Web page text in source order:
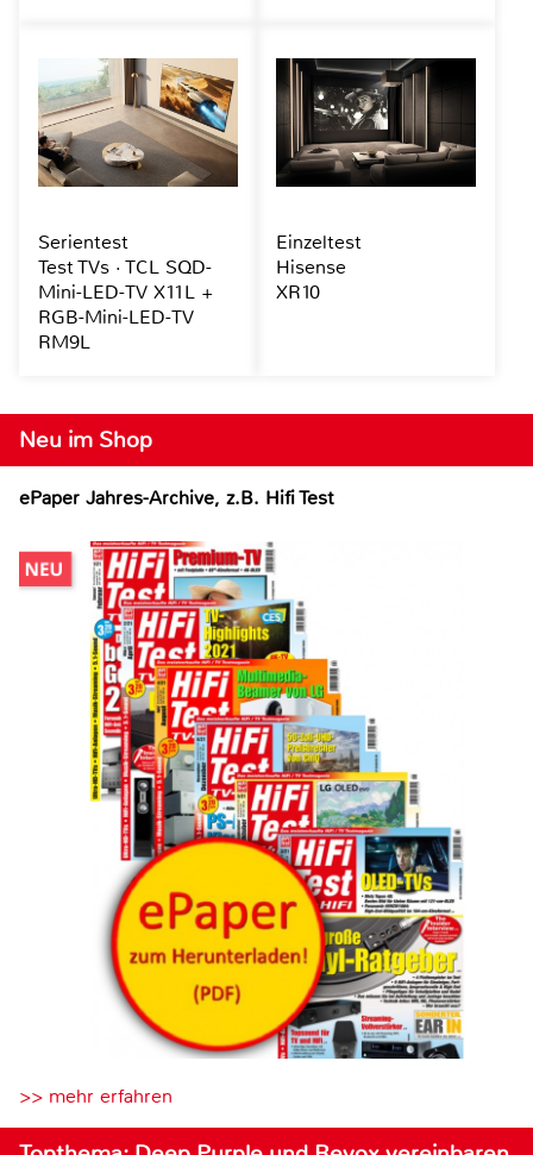
Neu im Shop
ePaper Jahres-Archive, z.B. Hifi Test
>> mehr erfahren
Serientest
Test TVs · TCL SQD-
Mini-LED-TV X11L +
RGB-Mini-LED-TV
RM9L
Einzeltest
Hisense
XR10